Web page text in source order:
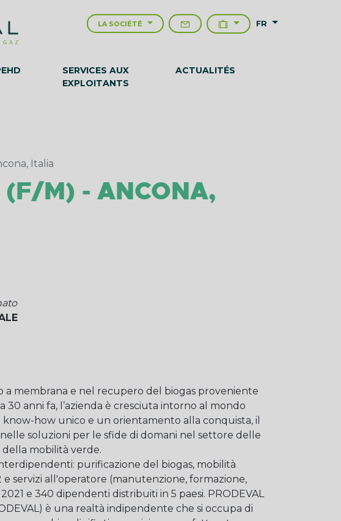
LA SOCIÉTÉ FR
SERVICES AUX
EXPLOITANTS
ACTUALITÉS
Italia
(F/M) - ANCONA,
membrana e nel recupero del biogas proveniente
anni fa, l’azienda è cresciuta intorno al mondo
how unico e un orientamento alla conquista, il
soluzioni per le sfide di domani nel settore delle
mobilità verde.
purificazione del biogas, mobilità
e servizi all'operatore (manutenzione, formazione,
e 340 dipendenti distribuiti in 5 paesi. PRODEVAL
è una realtà indipendente che si occupa di